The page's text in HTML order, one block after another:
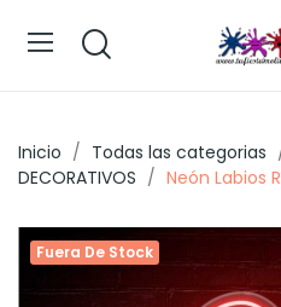
Inicio Todas las categorias
DECORATIVOS
Neón Labios
Fuera De Stock